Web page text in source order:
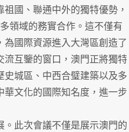
國、聯通中外的獨特優勢，
領域的務實合作。這不僅有
國際資源進入大灣區創造了
流互鑒的窗口，澳門正將獨特
城區、中西合璧建築以及多
文化的國際知名度，進一步
此次會議不僅是展示澳門的